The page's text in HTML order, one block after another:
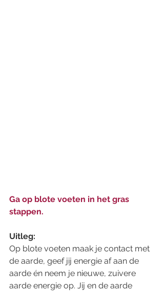
Ga op blote voeten in het gras
stappen.
Uitleg:
Op blote voeten maak je contact met
de aarde, geef jij energie af aan de
aarde én neem je nieuwe, zuivere
aarde energie op. Jij en de aarde